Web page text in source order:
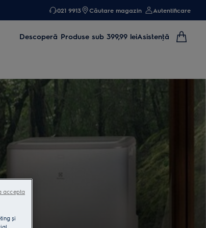
021 9913 Căutare magazin Autentificare
Descoperă Produse sub 399,99 leiAsistenţă
și
accepta